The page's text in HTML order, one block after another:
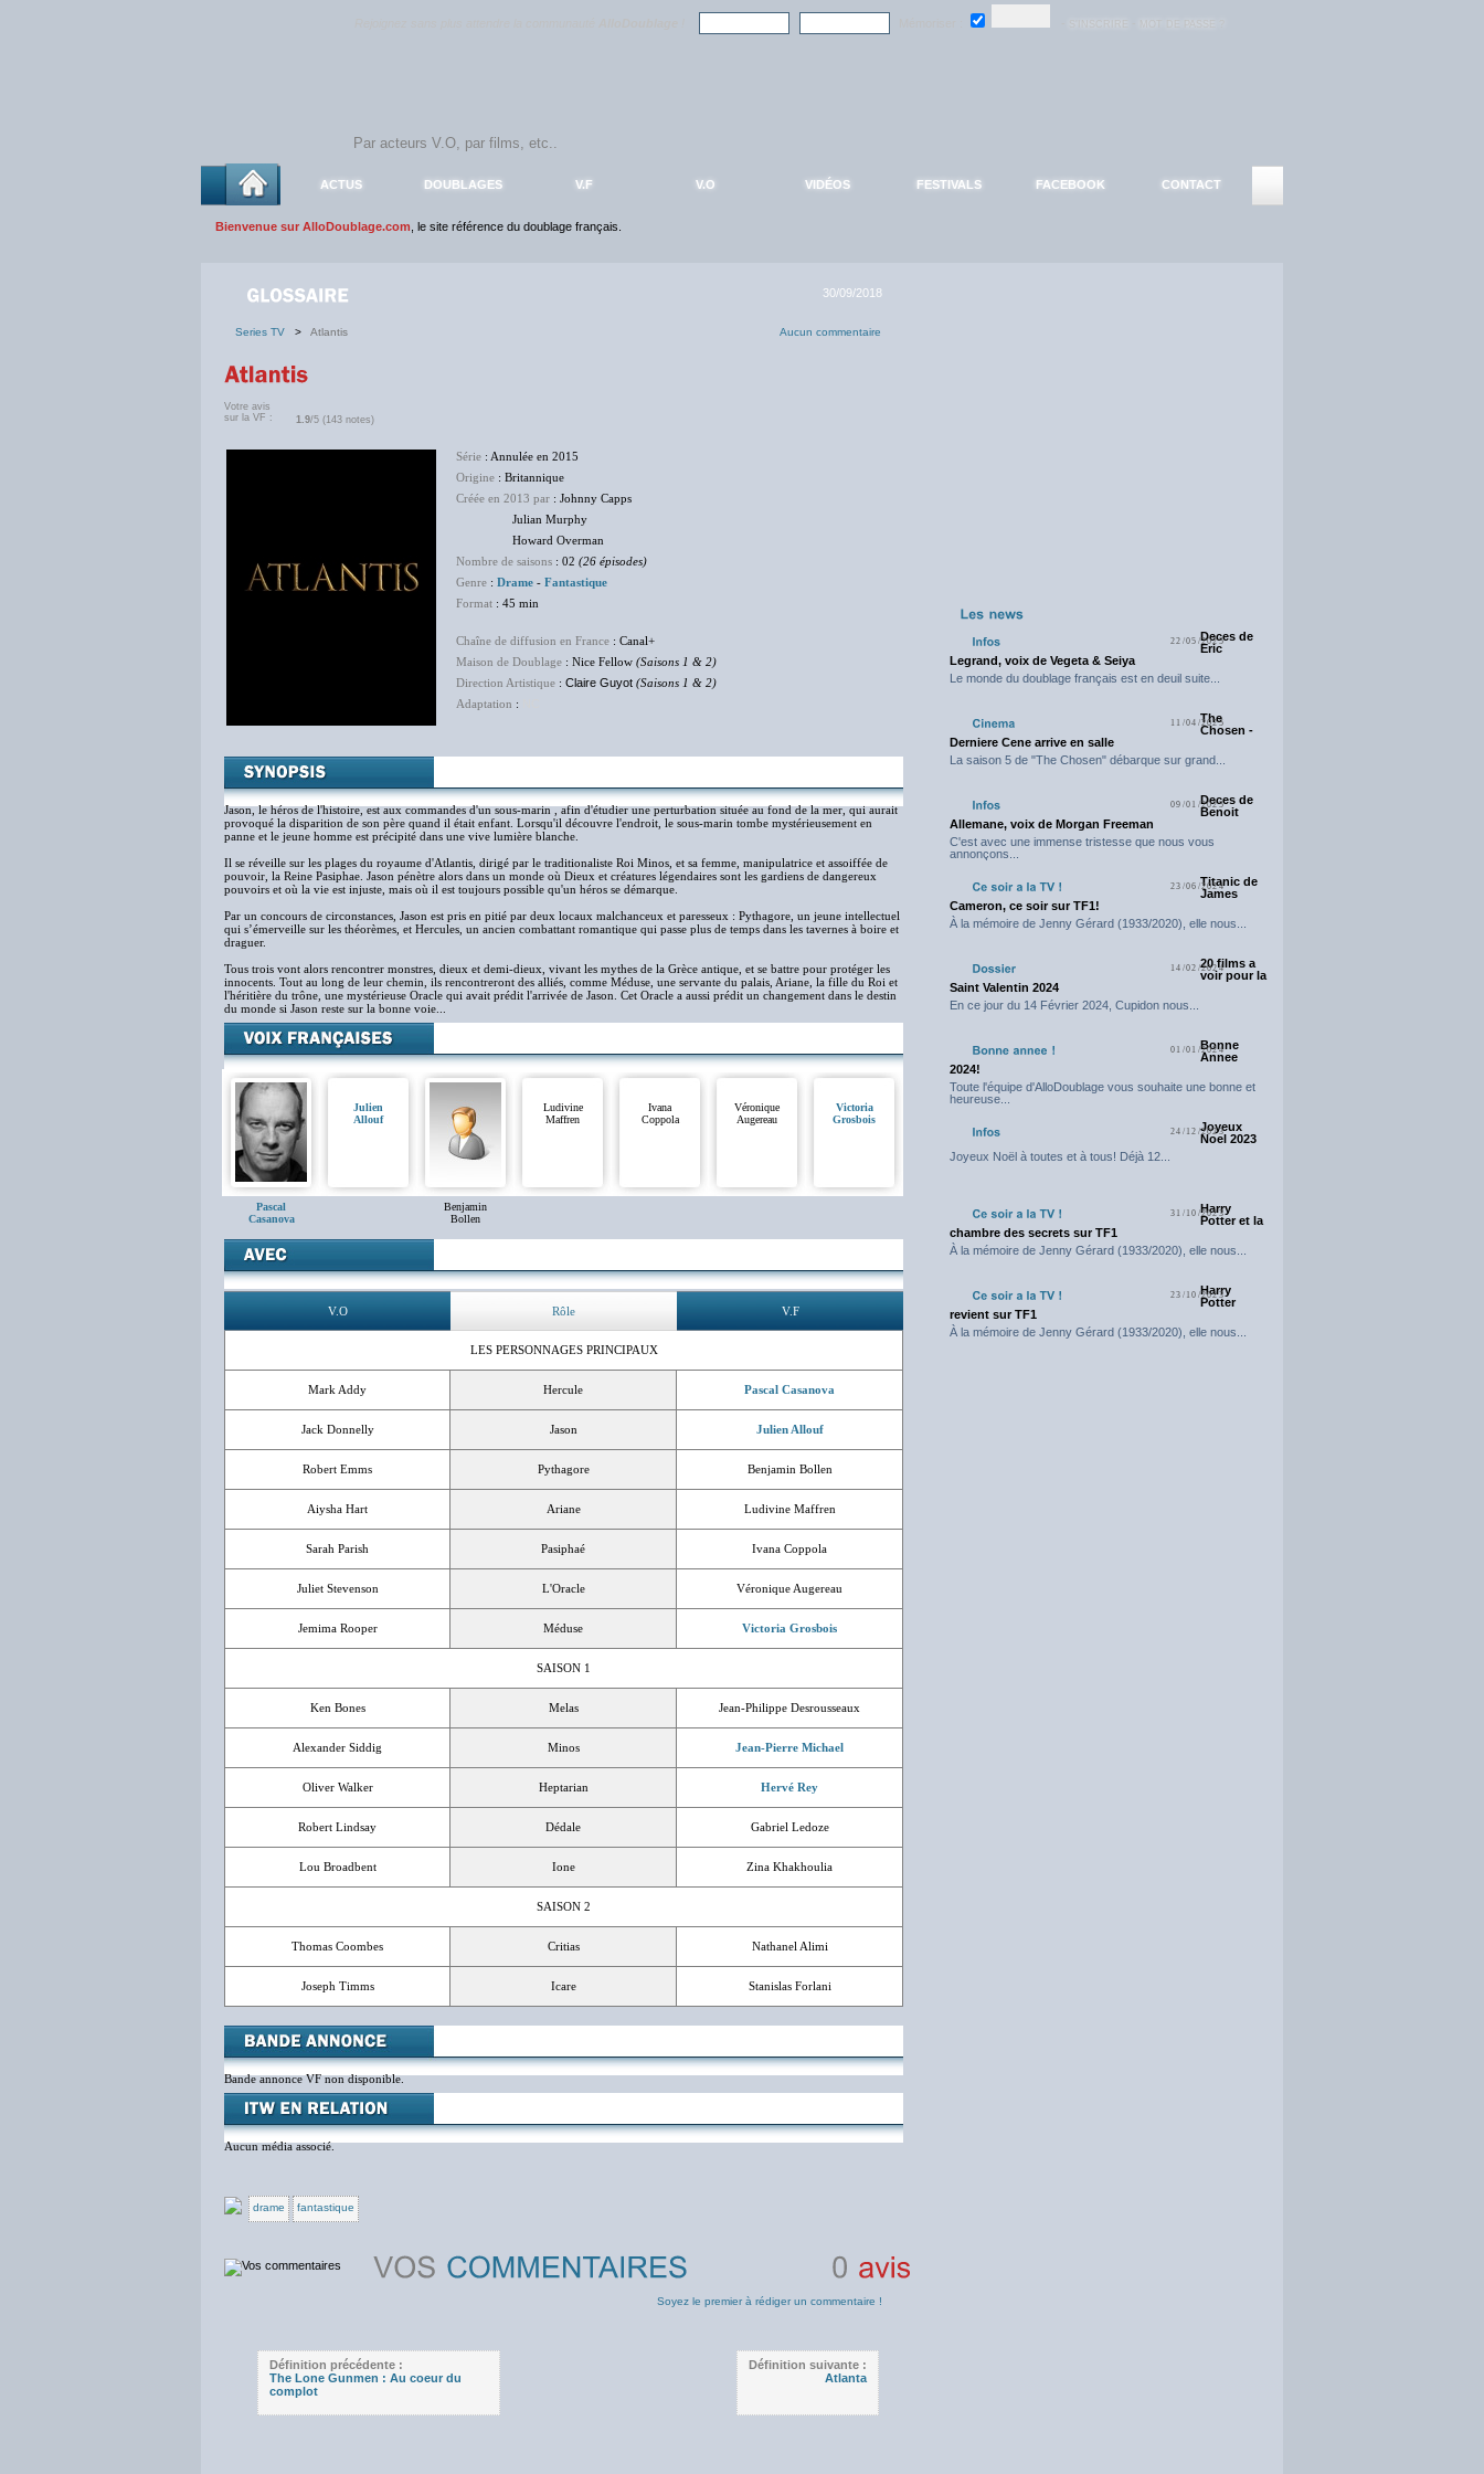
ACTUS DOUBLAGES V.F V.O VIDÉOS FESTIVALS FACEBOOK CONTACT
Bienvenue sur AlloDoublage.com , le site référence du doublage français.
30/09/2018
Series TV > Atlantis Aucun commentaire
Votre avis
sur la VF :
1.9/5 (143 notes)
Série : Annulée en 2015
Origine : Britannique
Créée en 2013 par : Johnny Capps
Julian Murphy
Howard Overman
Nombre de saisons : 02 (26 épisodes)
Genre : Drame - Fantastique
Format : 45 min
Chaîne de diffusion en France : Canal+
Maison de Doublage : Nice Fellow (Saisons 1 & 2)
Direction Artistique : Claire Guyot (Saisons 1 & 2)
Adaptation :
Jason, le héros de l'histoire, est aux commandes d'un sous-marin , afin d'étudier une perturbation située au fond de la mer, qui aurait
provoqué la disparition de son père quand il était enfant. Lorsqu'il découvre l'endroit, le sous-marin tombe mystérieusement en
panne et le jeune homme est précipité dans une vive lumière blanche.
Il se réveille sur les plages du royaume d'Atlantis, dirigé par le traditionaliste Roi Minos, et sa femme, manipulatrice et assoiffée de
pouvoir, la Reine Pasiphae. Jason pénètre alors dans un monde où Dieux et créatures légendaires sont les gardiens de dangereux
pouvoirs et où la vie est injuste, mais où il est toujours possible qu'un héros se démarque.
Par un concours de circonstances, Jason est pris en pitié par deux locaux malchanceux et paresseux : Pythagore, un jeune intellectuel
qui s’émerveille sur les théorèmes, et Hercules, un ancien combattant romantique qui passe plus de temps dans les tavernes à boire et
draguer.
Tous trois vont alors rencontrer monstres, dieux et demi-dieux, vivant les mythes de la Grèce antique, et se battre pour protéger les
innocents. Tout au long de leur chemin, ils rencontreront des alliés, comme Méduse, une servante du palais, Ariane, la fille du Roi et
l'héritière du trône, une mystérieuse Oracle qui avait prédit l'arrivée de Jason. Cet Oracle a aussi prédit un changement dans le destin
du monde si Jason reste sur la bonne voie...
Pascal
Casanova
Julien
Allouf
Benjamin
Bollen
Ludivine
Maffren
Ivana
Coppola
Véronique
Augereau
Victoria
Grosbois
V.O Rôle V.F
LES PERSONNAGES PRINCIPAUX
Mark Addy Hercule Pascal Casanova
Jack Donnelly Jason Julien Allouf
Robert Emms Pythagore Benjamin Bollen
Aiysha Hart Ariane Ludivine Maffren
Sarah Parish Pasiphaé Ivana Coppola
Juliet Stevenson L'Oracle Véronique Augereau
Jemima Rooper Méduse Victoria Grosbois
SAISON 1
Ken Bones Melas Jean-Philippe Desrousseaux
Alexander Siddig Minos Jean-Pierre Michael
Oliver Walker Heptarian Hervé Rey
Robert Lindsay Dédale Gabriel Ledoze
Lou Broadbent Ione Zina Khakhoulia
SAISON 2
Thomas Coombes Critias Nathanel Alimi
Joseph Timms Icare Stanislas Forlani
Bande annonce VF non disponible.
Aucun média associé.
drame fantastique
Soyez le premier à rédiger un commentaire !
Définition précédente :
The Lone Gunmen : Au coeur du
complot
Définition suivante :
Atlanta
22/05/2025Deces de
Eric
Legrand, voix de Vegeta & Seiya
Le monde du doublage français est en deuil suite...
11/04/2025
The
Chosen -
Derniere Cene arrive en salle
La saison 5 de "The Chosen" débarque sur grand...
09/01/2025Deces de
Benoit
Allemane, voix de Morgan Freeman
C'est avec une immense tristesse que nous vous
annonçons...
23/06/2024Titanic de
James
Cameron, ce soir sur TF1!
À la mémoire de Jenny Gérard (1933/2020), elle nous...
14/02/202420 films a
voir pour la
Saint Valentin 2024
En ce jour du 14 Février 2024, Cupidon nous...
01/01/2024
Bonne
Annee
2024!
Toute l'équipe d'AlloDoublage vous souhaite une bonne et
heureuse...
24/12/2023
Joyeux
Noel 2023
Joyeux Noël à toutes et à tous! Déjà 12...
31/10/2023
Harry
Potter et la
chambre des secrets sur TF1
À la mémoire de Jenny Gérard (1933/2020), elle nous...
23/10/2023
Harry
Potter
revient sur TF1
À la mémoire de Jenny Gérard (1933/2020), elle nous...